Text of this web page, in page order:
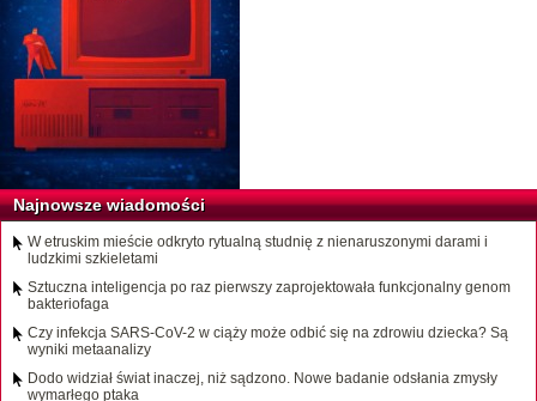
Najnowsze wiadomości
W etruskim mieście odkryto rytualną studnię z nienaruszonymi darami i
ludzkimi szkieletami
Sztuczna inteligencja po raz pierwszy zaprojektowała funkcjonalny genom
bakteriofaga
Czy infekcja SARS-CoV-2 w ciąży może odbić się na zdrowiu dziecka? Są
wyniki metaanalizy
Dodo widział świat inaczej, niż sądzono. Nowe badanie odsłania zmysły
wymarłego ptaka